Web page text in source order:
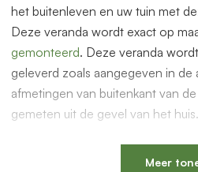
het buitenleven en uw tuin met
Deze veranda wordt exact op
gemonteerd. Deze veranda
geleverd zoals aangegeven in
afmetingen van buitenkant van
gemeten uit de gevel van het huis.
De overkapping is ook geschikt
om een prachtige serre teMeer